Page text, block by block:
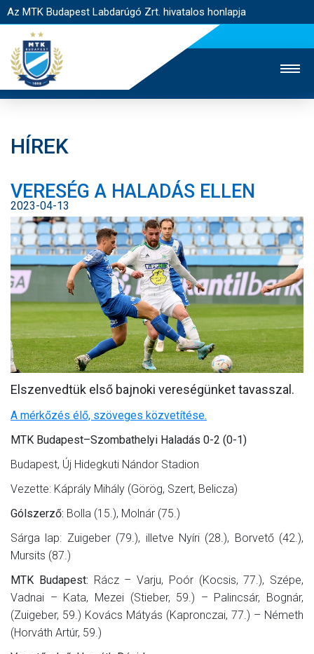
Az MTK Budapest Labdarúgó Zrt. hivatalos honlapja
JEGYÉRTÉKESÍTÉS
WEBSHOP
STADION
EGYESÜLET
KAPCSOLAT
NYITÓLAP
HÍREK
CSAPATOK
MÉRKŐZÉSEK
KLUB
GALÉRIA
SZURKOLÓI ÉLMÉNYEK
AKKREDITÁCIÓ
HÍREK
VERESÉG A HALADÁS ELLEN
2023-04-13
Elszenvedtük első bajnoki vereségünket tavasszal.
A mérkőzés élő, szöveges közvetítése.
MTK Budapest–Szombathelyi Haladás 0-2 (0-1)
Budapest, Új Hidegkuti Nándor Stadion
Vezette: Káprály Mihály (Görög, Szert, Belicza)
Gólszerző: Bolla (15.), Molnár (75.)
Sárga lap: Zuigeber (79.), illetve Nyíri (28.), Borvető (42.),
Mursits (87.)
MTK Budapest: Rácz – Varju, Poór (Kocsis, 77.), Szépe,
Vadnai – Kata, Mezei (Stieber, 59.) – Palincsár, Bognár,
(Zuigeber, 59.) Kovács Mátyás (Kapronczai, 77.) – Németh
(Horváth Artúr, 59.)